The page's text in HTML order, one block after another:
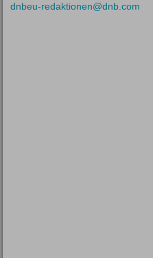
dnbeu-redaktionen@dnb.com